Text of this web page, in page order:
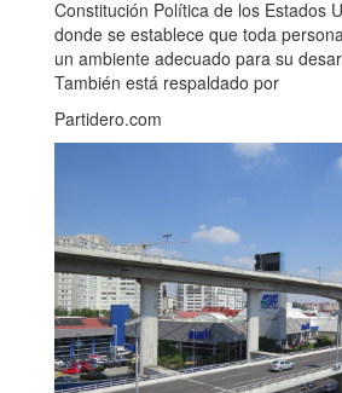
Constitución Política de los Estados
donde se establece que toda
un ambiente adecuado para su
También está respaldado por
Partidero.com